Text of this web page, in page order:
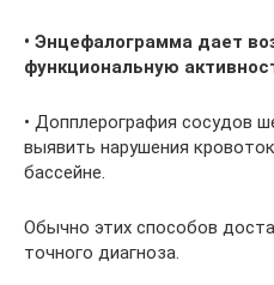
• Энцефалограмма дает
функциональную
• Допплерография сосудов
выявить нарушения
бассейне.
Обычно этих способов
точного диагноза.